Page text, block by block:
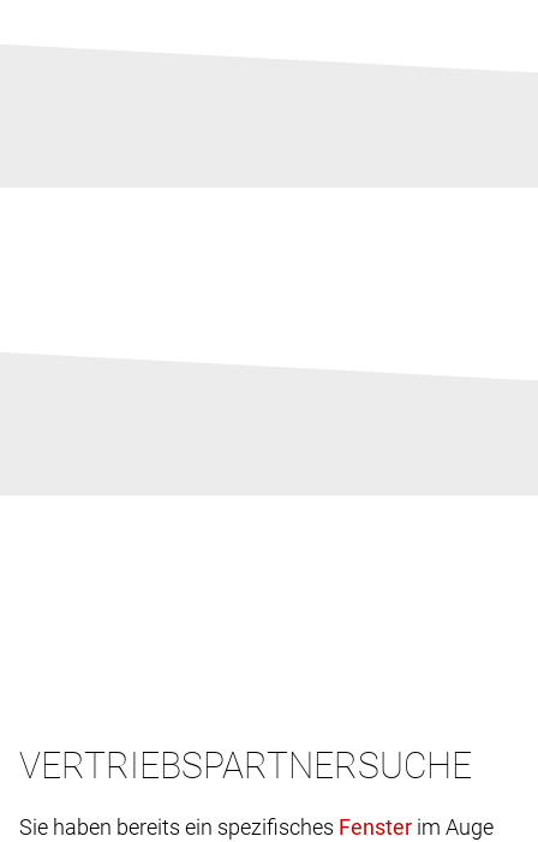
VERTRIEBSPARTNERSUCHE
Sie haben bereits ein spezifisches
im Auge